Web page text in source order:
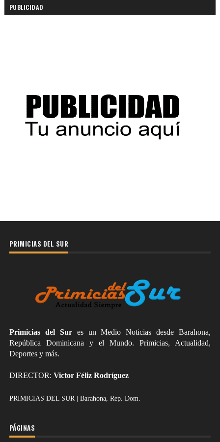
PUBLICIDAD
PRIMICIAS DEL SUR
Primicias del Sures un Medio Noticias desde Barahona,
República Dominicana y el Mundo. Primicias, Actualidad,
Deportes y más.
DIRECTOR: Victor Féliz Rodríguez
PRIMICIAS DEL SUR | Barahona, Rep. Dom.
PÁGINAS